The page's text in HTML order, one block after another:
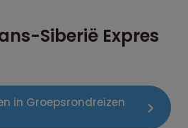
Siberië Expres
in Groepsrondreizen